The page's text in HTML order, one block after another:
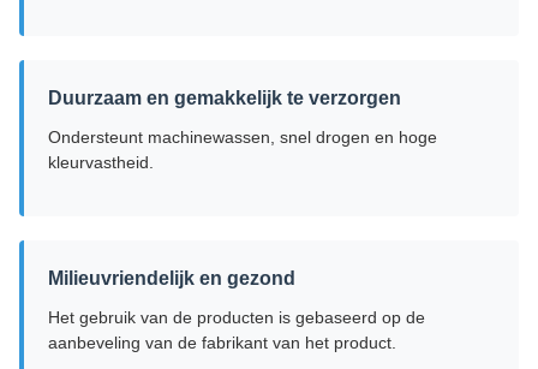
Duurzaam en gemakkelijk te verzorgen
Ondersteunt machinewassen, snel drogen en hoge
kleurvastheid.
Milieuvriendelijk en gezond
Het gebruik van de producten is gebaseerd op de
aanbeveling van de fabrikant van het product.